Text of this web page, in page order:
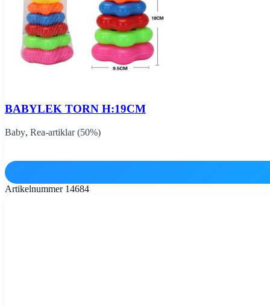
BABYLEK TORN H:19CM
Baby, Rea-artiklar (50%)
Artikelnummer 14684